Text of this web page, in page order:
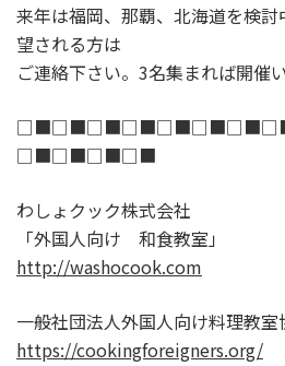
来年は福岡、那覇、北海道を検
望される方は
ご連絡下さい。3名集まれば開催
□■□■□■□■
わしょクック株式会社
「外国人向け 和食教室」
http://washocook.com
一般社団法人外国人向け料理教室
https://cookingforeigners.org/